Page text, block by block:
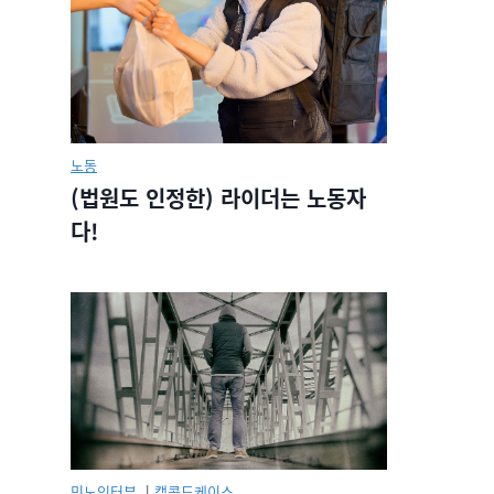
노동
(법원도 인정한) 라이더는 노동자
다!